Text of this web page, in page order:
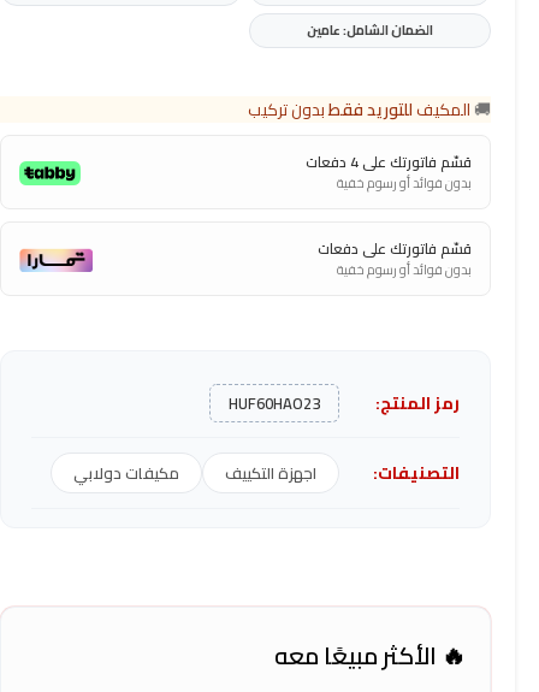
الضمان الشامل: عامين
🚚المكيفللتوريد فقطبدون تركيب
قسّم فاتورتك على 4 دفعات
بدون فوائد أو رسوم خفية
قسّم فاتورتك على دفعات
بدون فوائد أو رسوم خفية
رمز المنتج: HUF60HAO23
التصنيفات: اجهزة التكييف مكيفات دولابي
🔥 الأكثر مبيعًا معه